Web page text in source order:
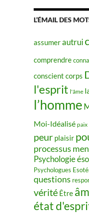
L’ÉMAIL DES
assumerautrui
comprendre
conscient corps
l'esprit l'âme
l’homme
Moi-Idéalisé paix
peur plaisir
processus
Psychologie
Psychologues
questions
vérité Être
état